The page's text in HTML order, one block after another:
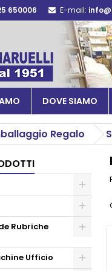
650006 E-mail:
DOVE SIAMO
Regalo
Rubriche
Ufficio